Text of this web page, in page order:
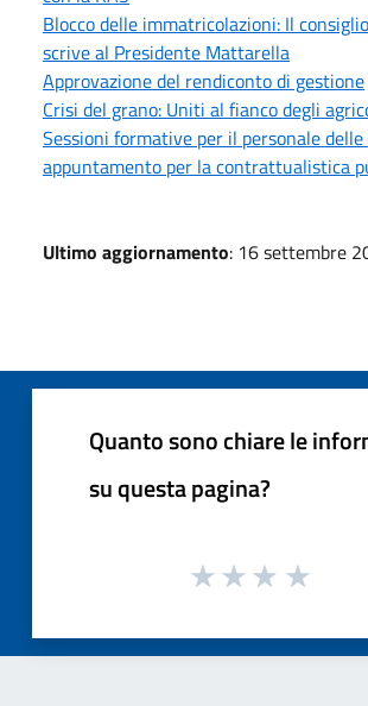
Blocco delle immatricolazioni: Il
scrive al Presidente Mattarella
Approvazione del rendiconto di gestione
Crisi del grano: Uniti al fianco degli
Sessioni formative per il personale delle
appuntamento per la contrattualistica
Ultimo aggiornamento: 16 settembre
Quanto sono chiare le
su questa pagina?